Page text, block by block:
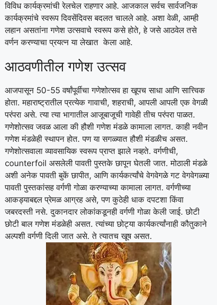
विविध कार्यक्रमांची रेलचेल राहणार आहे. आजकाल सर्वच सार्वजनिक
कार्यक्रमांचे स्वरूप दिवसेंदिवस बदलत चालले आहे. अशा वेळी, आम्ही
लहान असतांना गणेश उत्सवाचे स्वरूप कसे होते, हे जसे आठवेल तसे
वर्णन करण्याचा प्रयत्न या लेखात केला आहे.
आठवणीतील गणेश उत्सव
आजपासून 50-55 वर्षांपूर्वीचा गणेशोत्सव हा खूपच साधा आणि सात्त्विक
होता. महाराष्ट्रातील प्रत्येक गावाची, शहराची, आपली आपली एक वेगळी
परंपरा असे. त्या त्या भागातील आजूबाजूची गावेही तीच परंपरा पाळत.
गणेशोत्सव जवळ आला की हौशी गणेश मंडळे कामाला लागत. काही नवीन
गणेश मंडळेही स्थापन होत. पण या सगळ्यात हौशी मंडळीच असत.
गणेशोत्सवाला व्यावसायिक स्वरूप प्राप्त झाले नव्हते. वर्गणीची,
counterfoil असलेली पावती पुस्तके छापून घेतली जात. मोठाली मंडळे
अशी अनेक पावती बुकें छापीत, आणि कार्यकर्त्यांचे वेगवेगळे गट वेगवेगळ्या
पावती पुस्तकांसह वर्गणी गोळा करण्याच्या कामाला लागत. वर्गणीच्या
आकड्याबद्दल प्रेमळ आग्रह असे, पण कुठेही धाक दपटशा किंवा
जबरदस्ती नसे. दुकानदार लोकांकडूनही वर्गणी गोळा केली जाई. छोटी
छोटी बाल गणेश मंडळेही असत. त्यांच्या छोट्या कार्यकर्त्यांनाही कौतुकाने
अल्पशी वर्गणी दिली जात असे. ते त्यातच खूष असत.